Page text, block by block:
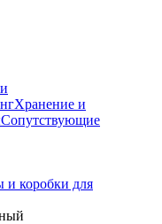
Хранение и
Сопутствующие
коробки для